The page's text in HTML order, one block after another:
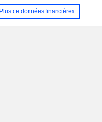
Plus de données financières